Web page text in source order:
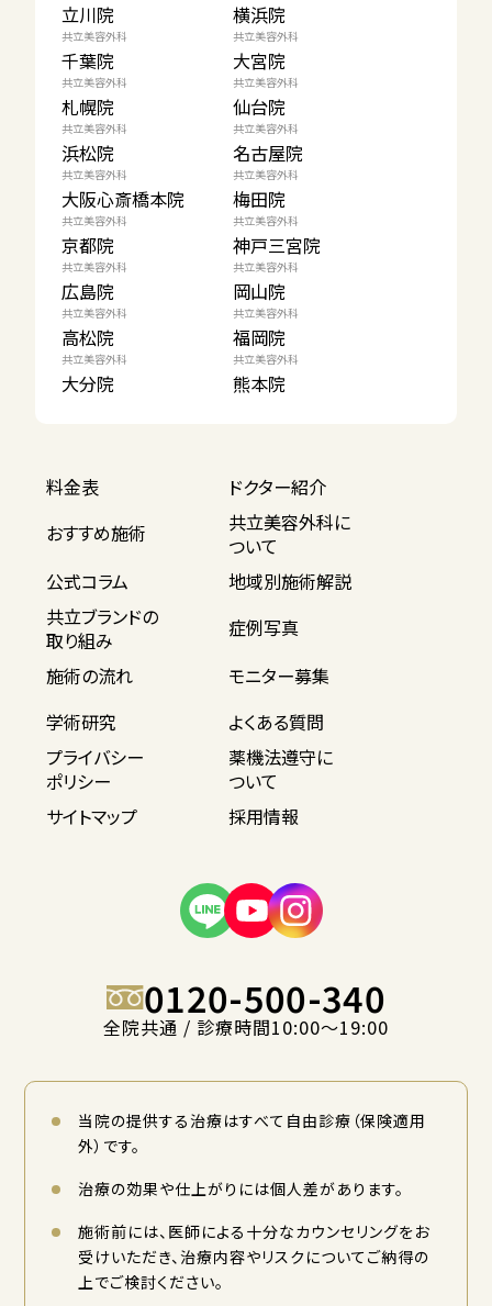
立川院 横浜院
共立美容外科
千葉院
共立美容外科
大宮院
共立美容外科
札幌院
共立美容外科
仙台院
共立美容外科
浜松院
共立美容外科
名古屋院
共立美容外科
大阪心斎橋本院
共立美容外科
梅田院
共立美容外科
京都院
共立美容外科
神戸三宮院
共立美容外科
広島院
共立美容外科
岡山院
共立美容外科
高松院
共立美容外科
福岡院
共立美容外科
大分院
共立美容外科
熊本院
料金表
ドクター紹介
おすすめ施術
共立美容外科に
ついて
公式コラム
地域別施術解説
共立ブランドの
取り組み
症例写真
施術の流れ
モニター募集
学術研究
よくある質問
プライバシー
ポリシー
薬機法遵守に
ついて
サイトマップ
採用情報
0120-500-340
全院共通 / 診療時間10:00〜19:00
当院の提供する治療はすべて自由診療（保険適用
外）です。
治療の効果や仕上がりには個人差があります。
施術前には、医師による十分なカウンセリングをお
受けいただき、治療内容やリスクについてご納得の
上でご検討ください。